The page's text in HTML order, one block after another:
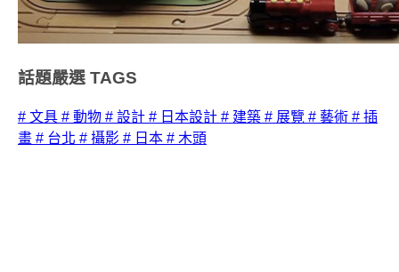
話題嚴選 TAGS
# 文具 # 動物 # 設計 # 日本設計 # 建築 # 展覽 # 藝術 # 插
畫 # 台北 # 攝影 # 日本 # 木頭